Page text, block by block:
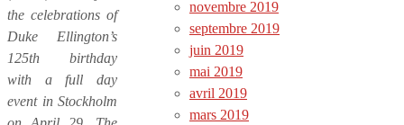
the celebrations of
Duke Ellington’s
125th birthday
with a full day
event in Stockholm
novembre 2019
septembre 2019
juin 2019
mai 2019
avril 2019
mars 2019